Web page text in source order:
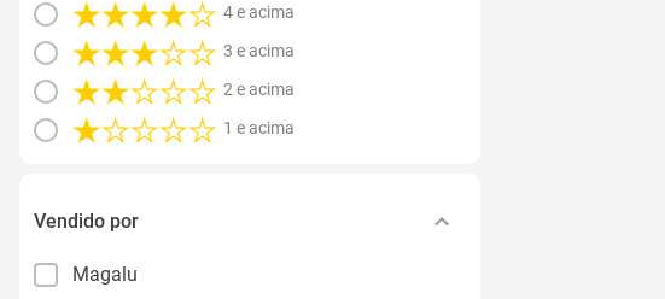
4 e acima
3 e acima
2 e acima
1 e acima
Vendido por
Magalu